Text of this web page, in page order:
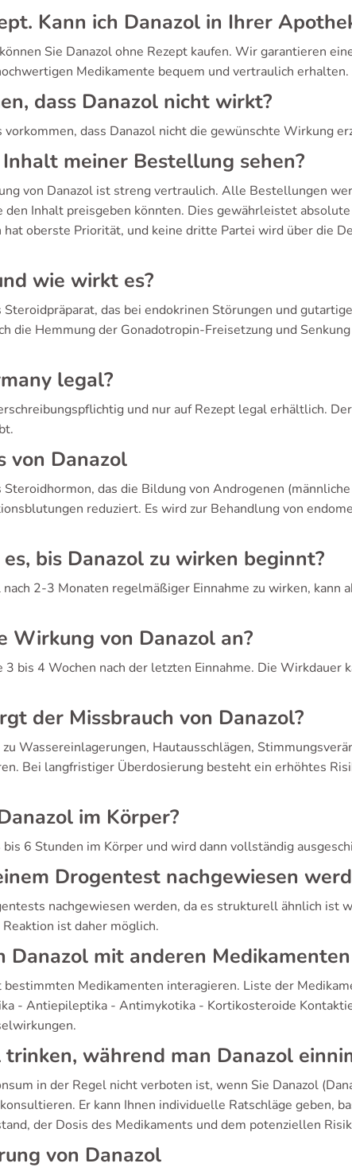
Kann ich Danazol in Ihrer
Sie Danazol ohne Rezept kaufen. Wir garantieren
Medikamente bequem und vertraulich erhalten.
dass Danazol nicht wirkt?
vorkommen, dass Danazol nicht die gewünschte Wirkung
meiner Bestellung sehen?
von Danazol ist streng vertraulich. Alle Bestellungen
den Inhalt preisgeben könnten. Dies gewährleistet
hat oberste Priorität, und keine dritte Partei wird über die
wie wirkt es?
das bei endokrinen Störungen und
die Hemmung der Gonadotropin-Freisetzung und
legal?
und nur auf Rezept legal erhältlich.
von Danazol
das die Bildung von Androgenen
reduziert. Es wird zur Behandlung von
bis Danazol zu wirken beginnt?
2-3 Monaten regelmäßiger Einnahme zu wirken, kann
Wirkung von Danazol an?
bis 4 Wochen nach der letzten Einnahme. Die Wirkdauer
der Missbrauch von Danazol?
Wassereinlagerungen, Hautausschlägen,
Bei langfristiger Überdosierung besteht ein erhöhtes
im Körper?
6 Stunden im Körper und wird dann vollständig
Drogentest nachgewiesen
nachgewiesen werden, da es strukturell ähnlich ist
ist daher möglich.
Danazol mit anderen Medikamenten
bestimmten Medikamenten interagieren. Liste der
- Antiepileptika - Antimykotika - Kortikosteroide
während man Danazol
in der Regel nicht verboten ist, wenn Sie Danazol
Er kann Ihnen individuelle Ratschläge geben,
der Dosis des Medikaments und dem potenziellen
von Danazol